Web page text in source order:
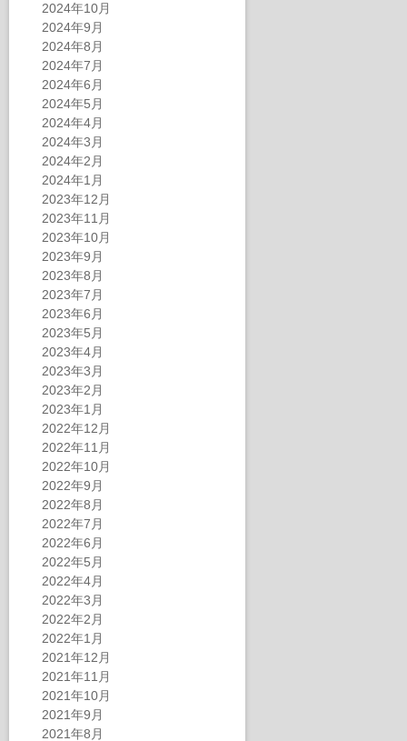
2024年10月
2024年9月
2024年8月
2024年7月
2024年6月
2024年5月
2024年4月
2024年3月
2024年2月
2024年1月
2023年12月
2023年11月
2023年10月
2023年9月
2023年8月
2023年7月
2023年6月
2023年5月
2023年4月
2023年3月
2023年2月
2023年1月
2022年12月
2022年11月
2022年10月
2022年9月
2022年8月
2022年7月
2022年6月
2022年5月
2022年4月
2022年3月
2022年2月
2022年1月
2021年12月
2021年11月
2021年10月
2021年9月
2021年8月